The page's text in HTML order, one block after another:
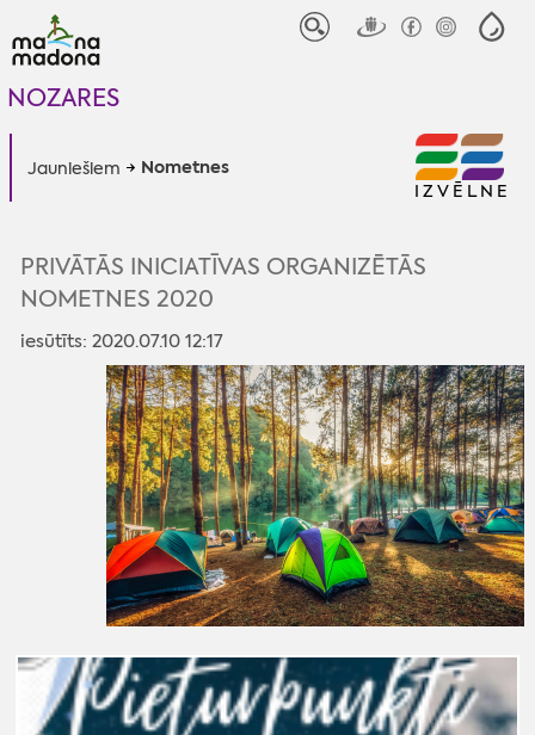
NOZARES
Jauniešiem Nometnes
IZVĒLNE
PRIVĀTĀS INICIATĪVAS ORGANIZĒTĀS
NOMETNES 2020
iesūtīts: 2020.07.10 12:17